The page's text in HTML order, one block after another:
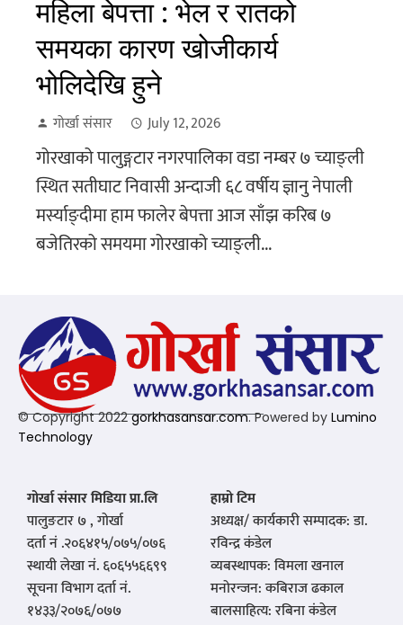
महिला बेपत्ता : भेल र रातको
समयका कारण खोजीकार्य
भोलिदेखि हुने
गोर्खा संसार July 12, 2026
गोरखाको पालुङ्गटार नगरपालिका वडा नम्बर ७ च्याङ्ली
स्थित सतीघाट निवासी अन्दाजी ६८ वर्षीय ज्ञानु नेपाली
मर्स्याङ्दीमा हाम फालेर बेपत्ता आज साँझ करिब ७
बजेतिरको समयमा गोरखाको च्याङ्ली...
© Copyright 2022gorkhasansar.com. Powered by Lumino
Technology
गोर्खा संसार मिडिया प्रा.लि
पालुङटार ७ , गोर्खा
दर्ता नं .२०६४१५/०७५/०७६
स्थायी लेखा नं. ६०६५५६६९९
सूचना विभाग दर्ता नं.
१४३३/२०७६/०७७
हाम्रो टिम
अध्यक्ष/ कार्यकारी सम्पादक: डा.
रविन्द्र कंडेल
व्यबस्थापक: विमला खनाल
मनोरन्जन: कबिराज ढकाल
बालसाहित्य: रबिना कंडेल